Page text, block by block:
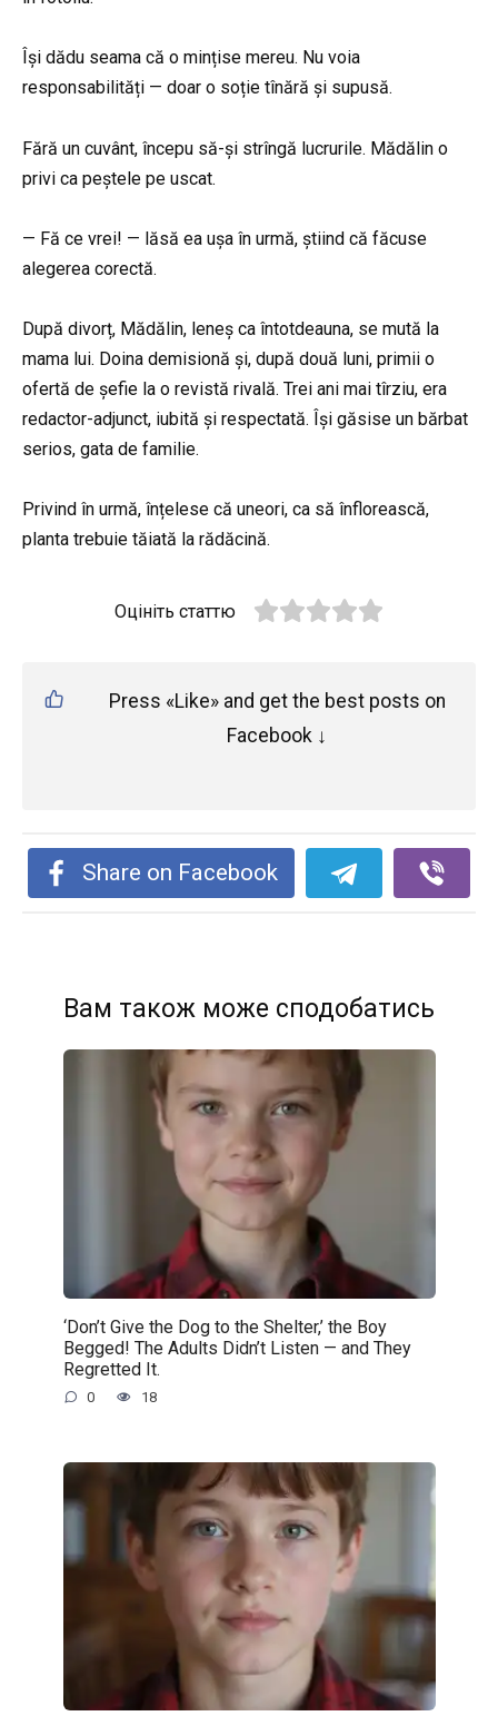
Își dădu seama că o mințise mereu. Nu voia
responsabilități — doar o soție tînără și supusă.
Fără un cuvânt, începu să-și strîngă lucrurile. Mădălin o
privi ca peștele pe uscat.
— Fă ce vrei! — lăsă ea ușa în urmă, știind că făcuse
alegerea corectă.
După divorț, Mădălin, leneș ca întotdeauna, se mută la
mama lui. Doina demisionă și, după două luni, primii o
ofertă de șefie la o revistă rivală. Trei ani mai tîrziu, era
redactor-adjunct, iubită și respectată. Își găsise un bărbat
serios, gata de familie.
Privind în urmă, înțelese că uneori, ca să înflorească,
planta trebuie tăiată la rădăcină.
Оцініть статтю
Press «Like» and get the best posts on
Facebook ↓
Share on Facebook
Вам також може сподобатись
‘Don’t Give the Dog to the Shelter,’ the Boy
Begged! The Adults Didn’t Listen — and They
Regretted It.
0 18